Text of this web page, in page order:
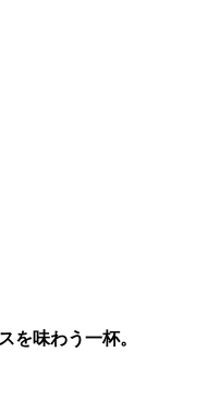
を味わう一杯。